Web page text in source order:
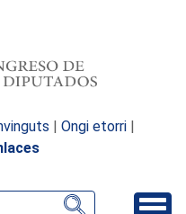
| Ongi etorri |